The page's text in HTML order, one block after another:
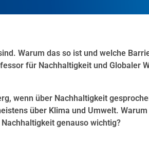
Warum das so ist und welche
für Nachhaltigkeit und Globaler
wenn über Nachhaltigkeit
über Klima und Umwelt.
genauso wichtig?